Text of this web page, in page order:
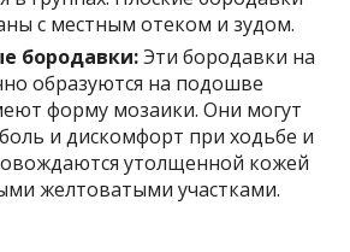
с местным отеком и зудом.
бородавки:Эти бородавки на
образуются на подошве
форму мозаики. Они могут
и дискомфорт при ходьбе и
утолщенной кожей
желтоватыми участками.